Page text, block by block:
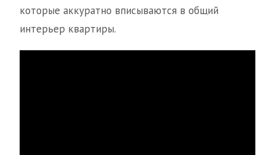
которые аккуратно вписываются в общий
интерьер квартиры.